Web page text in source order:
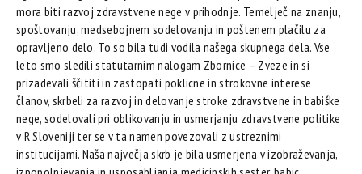
mora biti razvoj zdravstvene nege v prihodnje. Temelječ na znanju,
spoštovanju, medsebojnem sodelovanju in poštenem plačilu za
opravljeno delo. To so bila tudi vodila našega skupnega dela. Vse
leto smo sledili statutarnim nalogam Zbornice – Zveze in si
prizadevali ščititi in zastopati poklicne in strokovne interese
članov, skrbeli za razvoj in delovanje stroke zdravstvene in babiške
nege, sodelovali pri oblikovanju in usmerjanju zdravstvene politike
v R Sloveniji ter se v ta namen povezovali z ustreznimi
institucijami. Naša največja skrb je bila usmerjena v izobraževanja,